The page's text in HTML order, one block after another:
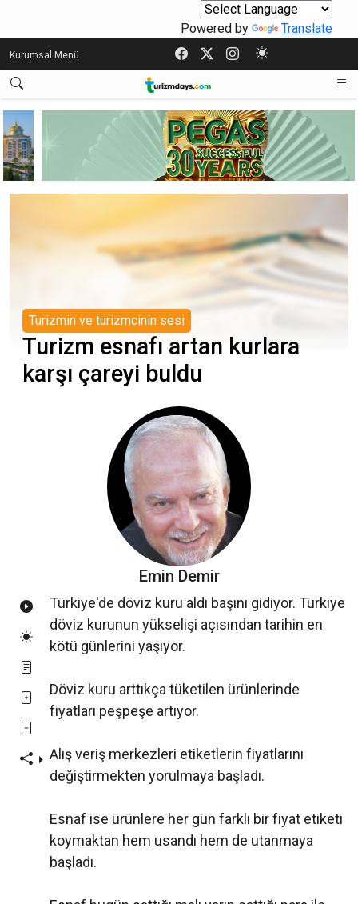
Powered by Translate
Kurumsal Menü
Turizmin ve turizmcinin sesi
Turizm esnafı artan kurlara
karşı çareyi buldu
Emin Demir
Türkiye'de döviz kuru aldı başını gidiyor. Türkiye
döviz kurunun yükselişi açısından tarihin en
kötü günlerini yaşıyor.
Döviz kuru arttıkça tüketilen ürünlerinde
fiyatları peşpeşe artıyor.
Alış veriş merkezleri etiketlerin fiyatlarını
değiştirmekten yorulmaya başladı.
Esnaf ise ürünlere her gün farklı bir fiyat etiketi
koymaktan hem usandı hem de utanmaya
başladı.